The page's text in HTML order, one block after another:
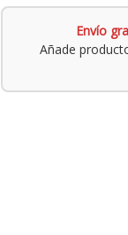
Envío
Añade